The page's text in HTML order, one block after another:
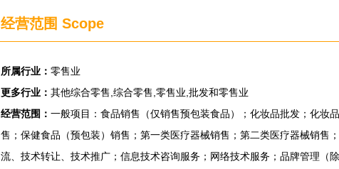
经营范围 Scope
所属行业： 零售业
更多行业： 其他综合零售,综合零售,零售业,批发和零售业
经营范围： 一般项目：食品销售（仅销售预包装食品）；化妆品批发；化妆
售；保健食品（预包装）销售；第一类医疗器械销售；第二类医疗器械销售
流、技术转让、技术推广；信息技术咨询服务；网络技术服务；品牌管理（